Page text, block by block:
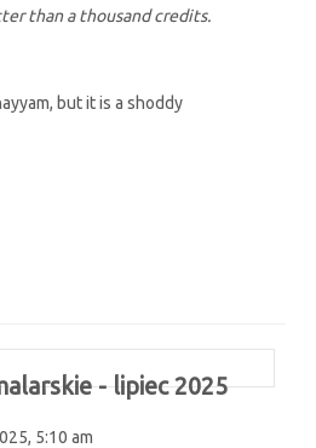
than a thousand credits.
but it is a shoddy
- lipiec 2025
5:10 am